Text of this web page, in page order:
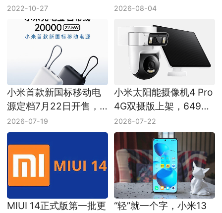
布
2022-10-27
步更新
2026-08-04
小米首款新国标移动电
源定档7月22日开售，
售价149元
2026-07-19
小米太阳能摄像机4 Pro
4G双摄版上架，649元
主打免布线
2026-07-22
MIUI 14正式版第一批更
“轻”就一个字，小米13